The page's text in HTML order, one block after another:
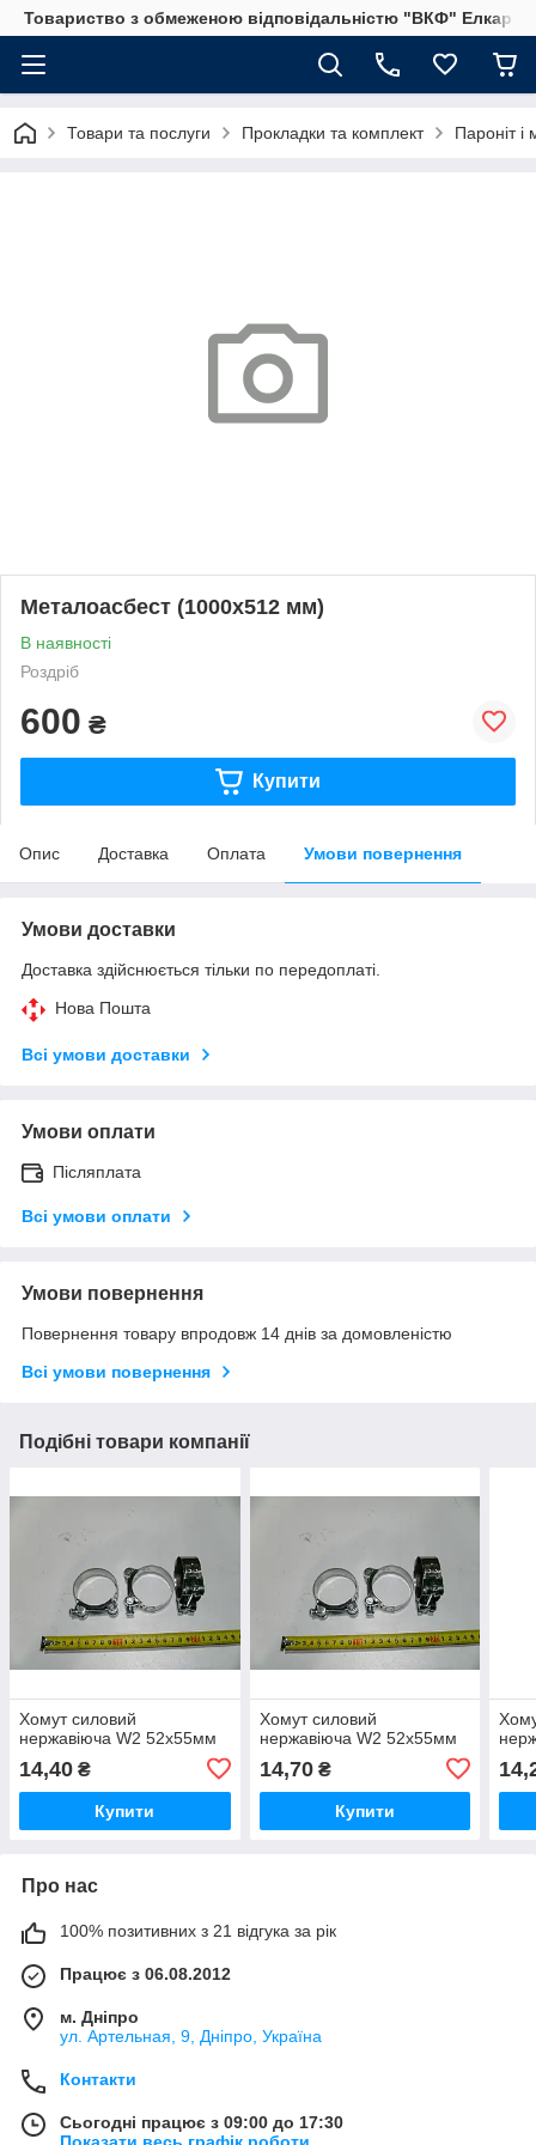
Товариство з обмеженою відповідальністю "ВКФ" Елкар"
Товари та послуги Прокладки та комплект Пароніт і
Металоасбест (1000х512 мм)
В наявності
Роздріб
600 ₴
Купити
Опис Доставка Оплата Умови повернення
Умови доставки
Доставка здійснюється тільки по передоплаті.
Нова Пошта
Всі умови доставки
Умови оплати
Післяплата
Всі умови оплати
Умови повернення
Повернення товару впродовж 14 днів за домовленістю
Всі умови повернення
Подібні товари компанії
Хомут силовий
нержавіюча W2 52х55мм
14,40 ₴
Купити
Хомут силовий
нержавіюча W2 52х55мм
14,70₴
Купити
Про нас
100% позитивних з 21 відгука за рік
Працює з 06.08.2012
м. Дніпро
ул. Артельная, 9, Дніпро, Україна
Контакти
Сьогодні працює з 09:00 до 17:30
Показати весь графік роботи